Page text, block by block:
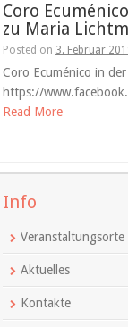
Coro
zu Maria
Posted on 3. Februar
Coro Ecuménico in
https://
Read More
Info
Veranstaltungsorte
Aktuelles
Kontakte